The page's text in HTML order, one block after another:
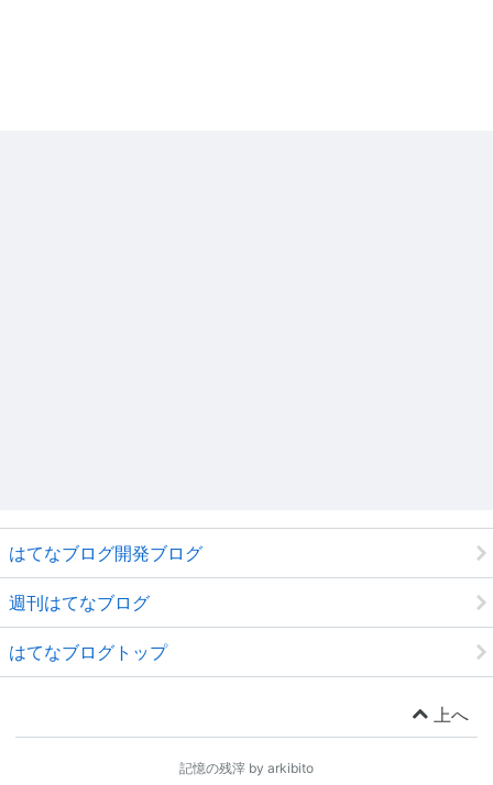
はてなブログ開発ブログ
週刊はてなブログ
はてなブログトップ
上へ
記憶の残滓 by arkibito